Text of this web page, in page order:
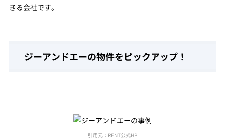
きる会社です。
ジーアンドエーの物件をピックアップ！
引用元：RENT公式HP